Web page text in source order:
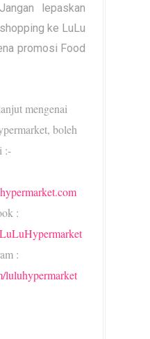
lepaskan
ke LuLu
promosi Food
mengenai
boleh
:-
:
:
luluhypermarket